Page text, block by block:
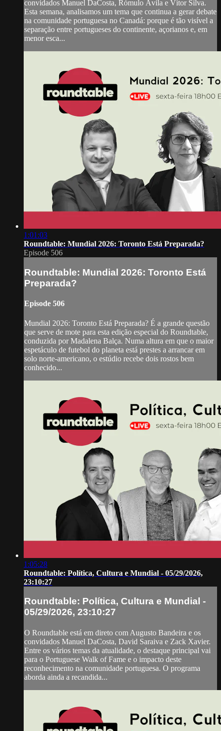
convidados Manuel DaCosta, Rómulo Ávila e Vítor Silva.
Esta semana, analisamos um tema que continua a gerar debate
na comunidade portuguesa no Canadá: porque é tão visível a
separação entre portugueses do continente, açorianos e, em
menor esca...
1:01:03
Roundtable: Mundial 2026: Toronto Está Preparada?
Episode 506
Roundtable: Mundial 2026: Toronto Está
Preparada?
Episode 506
Mundial 2026: Toronto Está Preparada? É a grande questão
que serve de mote para esta edição especial do Roundtable,
conduzida por Madalena Balça. Numa altura em que o maior
espetáculo de futebol do planeta está prestes a arrancar em
solo norte-americano, o estúdio recebe dois rostos bem
conhecido...
1:05:28
Roundtable: Política, Cultura e Mundial - 05/29/2026,
23:10:27
Roundtable: Política, Cultura e Mundial -
05/29/2026, 23:10:27
O Roundtable está em direto com Augusto Bandeira e os
convidados Manuel DaCosta, David Saraiva e Zack Xavier.
Entre os vários temas da atualidade, o destaque principal vai
para o Portuguese Walk of Fame e o impacto deste
reconhecimento na comunidade portuguesa. O programa
aborda ainda a recandida...